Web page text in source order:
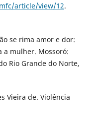
article/view/12.
se rima amor e dor:
a mulher. Mossoró:
Rio Grande do Norte,
Vieira de. Violência